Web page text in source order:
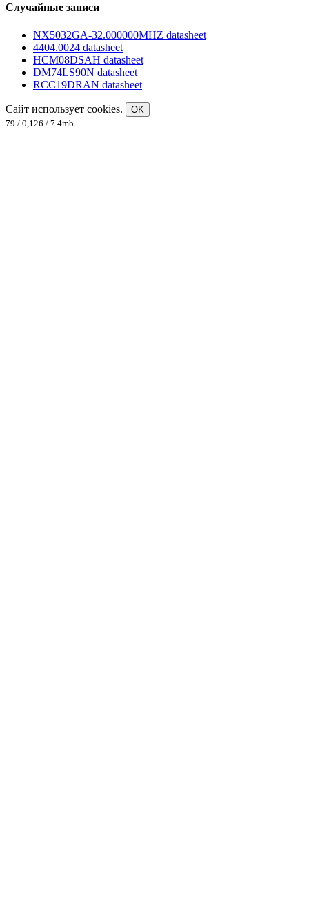
Случайные записи
NX5032GA-32.000000MHZ datasheet
4404.0024 datasheet
HCM08DSAH datasheet
DM74LS90N datasheet
RCC19DRAN datasheet
Сайт использует cookies.
OK
79 / 0,126 / 7.4mb